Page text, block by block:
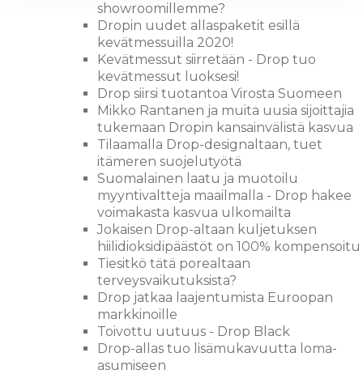
showroomillemme?
Dropin uudet allaspaketit esillä
kevätmessuilla 2020!
Kevätmessut siirretään - Drop tuo
kevätmessut luoksesi!
Drop siirsi tuotantoa Virosta Suomeen
Mikko Rantanen ja muita uusia sijoittajia
tukemaan Dropin kansainvälistä kasvua
Tilaamalla Drop-designaltaan, tuet
itämeren suojelutyötä
Suomalainen laatu ja muotoilu
myyntivaltteja maailmalla - Drop hakee
voimakasta kasvua ulkomailta
Jokaisen Drop-altaan kuljetuksen
hiilidioksidipäästöt on 100% kompensoitu
Tiesitkö tätä porealtaan
terveysvaikutuksista?
Drop jatkaa laajentumista Euroopan
markkinoille
Toivottu uutuus - Drop Black
Drop-allas tuo lisämukavuutta loma-
asumiseen